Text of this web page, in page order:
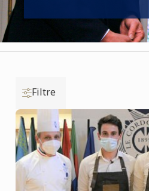
Filtre